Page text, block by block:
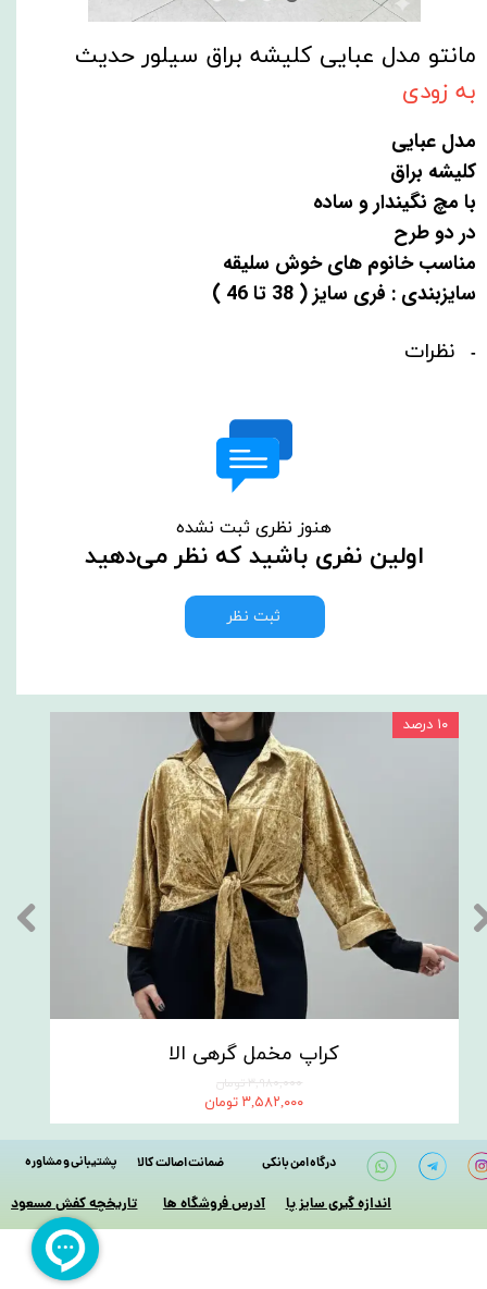
مانتو مدل عبایی کلیشه براق سیلور حدیث
به زودی
مدل عبایی
کلیشه براق
با مچ نگیندار و ساده
در دو طرح
مناسب خانوم های خوش سلیقه
سایزبندی : فری سایز ( 38 تا 46 )
نظرات
هنوز نظری ثبت نشده
اولین نفری باشید که نظر می‌دهید
ثبت نظر
کراپ مخمل گرهی الا
۳,۹۸۰,۰۰۰ تومان
۳,۵۸۲,۰۰۰ تومان
۱۰ درصد
​تاریخچه کفش مسعود اندازه گیری سایز پا آدرس فروشگاه ها
درگاه امن بانکی پشتیبانی و مشاوره ضمانت اصالت کالا